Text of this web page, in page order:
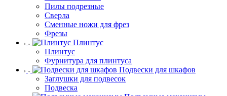
Пилы подрезные
Сверла
Сменные ножи для фрез
Фрезы
Плинтус
Плинтус
Фурнитура для плинтуса
Подвески для шкафов
Заглушки для подвесок
Подвеска